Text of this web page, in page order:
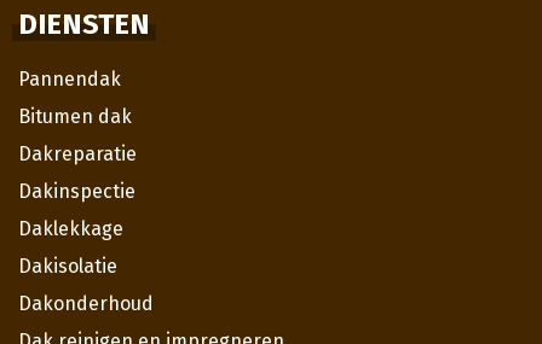
DIENSTEN
Pannendak
Bitumen dak
Dakreparatie
Dakinspectie
Daklekkage
Dakisolatie
Dakonderhoud